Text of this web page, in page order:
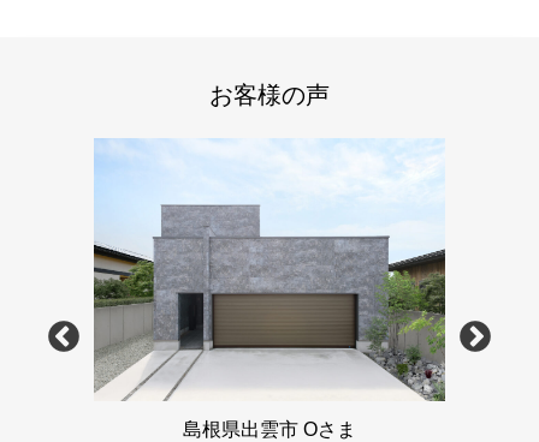
お客様の声
島根県出雲市 Oさま